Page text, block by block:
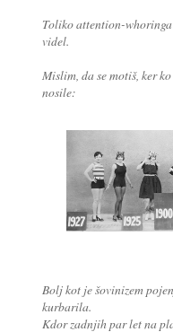
Toliko attention-
videl.
Mislim, da se motiš, ker
nosile:
Bolj kot je šovinizem
kurbarila.
Kdor zadnjih par let na